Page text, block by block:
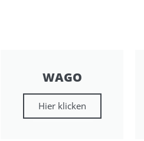
WAGO
Hier klicken